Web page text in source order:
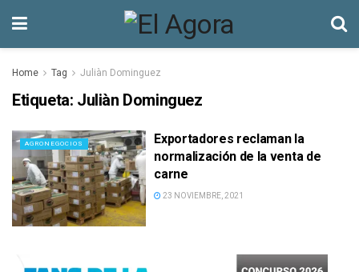
Home Tag Juliàn Dominguez
Etiqueta: Juliàn Dominguez
AGRONEGOCIOS
Exportadores reclaman la
normalización de la venta de
carne
23 NOVIEMBRE, 2021